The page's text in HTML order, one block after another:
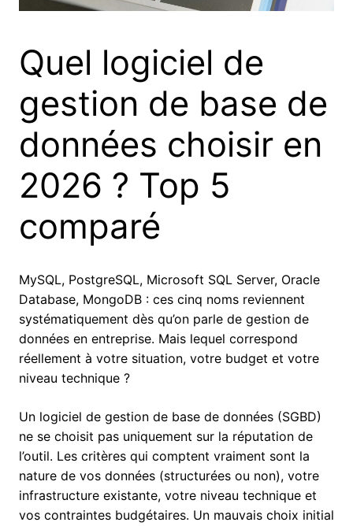
Quel logiciel de
gestion de base de
données choisir en
2026 ? Top 5
comparé
MySQL, PostgreSQL, Microsoft SQL Server, Oracle
Database, MongoDB : ces cinq noms reviennent
systématiquement dès qu’on parle de gestion de
données en entreprise. Mais lequel correspond
réellement à votre situation, votre budget et votre
niveau technique ?
Un logiciel de gestion de base de données (SGBD)
ne se choisit pas uniquement sur la réputation de
l’outil. Les critères qui comptent vraiment sont la
nature de vos données (structurées ou non), votre
infrastructure existante, votre niveau technique et
vos contraintes budgétaires. Un mauvais choix initial